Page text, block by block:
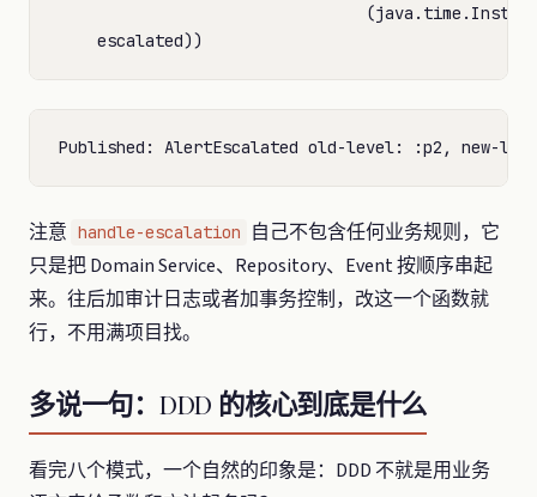
注意 handle-escalation
自己不包含任何业务规则，它
只是把 Domain Service、Repository、Event 按顺序串起
来。往后加审计日志或者加事务控制，改这一个函数就
行，不用满项目找。
多说一句：DDD 的核心到底是什么
看完八个模式，一个自然的印象是：DDD 不就是用业务